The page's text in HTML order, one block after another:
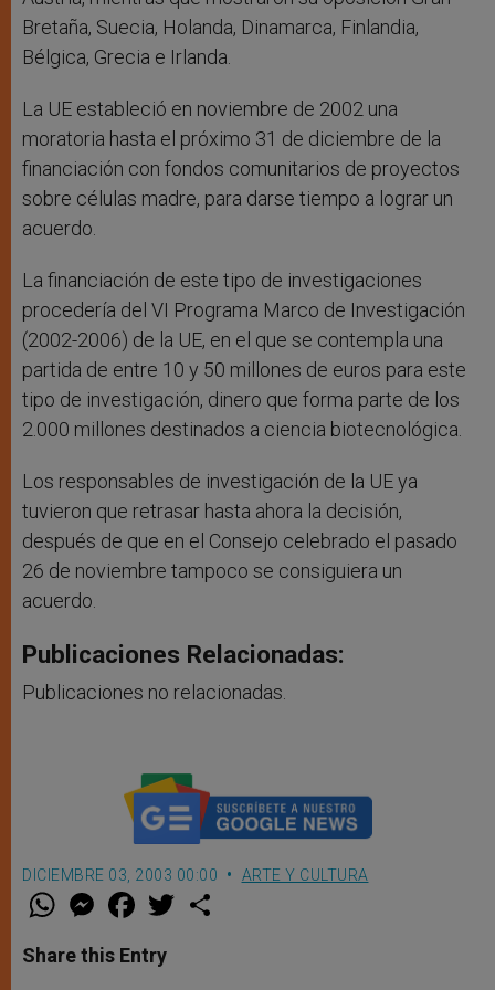
Bretaña, Suecia, Holanda, Dinamarca, Finlandia,
Bélgica, Grecia e Irlanda.
La UE estableció en noviembre de 2002 una
moratoria hasta el próximo 31 de diciembre de la
financiación con fondos comunitarios de proyectos
sobre células madre, para darse tiempo a lograr un
acuerdo.
La financiación de este tipo de investigaciones
procedería del VI Programa Marco de Investigación
(2002-2006) de la UE, en el que se contempla una
partida de entre 10 y 50 millones de euros para este
tipo de investigación, dinero que forma parte de los
2.000 millones destinados a ciencia biotecnológica.
Los responsables de investigación de la UE ya
tuvieron que retrasar hasta ahora la decisión,
después de que en el Consejo celebrado el pasado
26 de noviembre tampoco se consiguiera un
acuerdo.
Publicaciones Relacionadas:
Publicaciones no relacionadas.
DICIEMBRE 03, 2003 00:00 ARTE Y CULTURA
W
t
s
M
e
s
e
F
a
e
b
w
Share this Entry